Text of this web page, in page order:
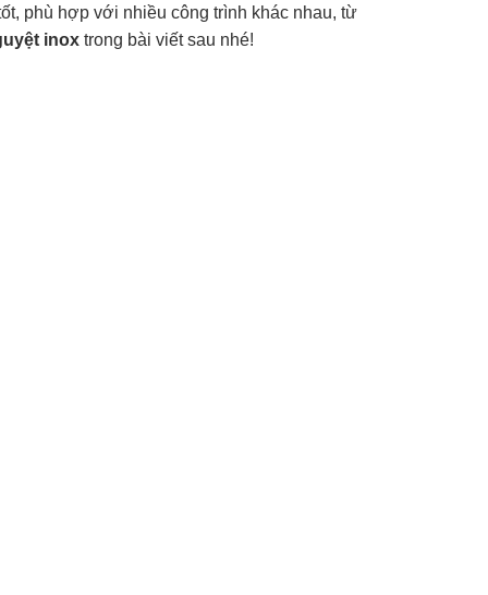
phù hợp với nhiều công trình khác nhau, từ
inox trong bài viết sau nhé!